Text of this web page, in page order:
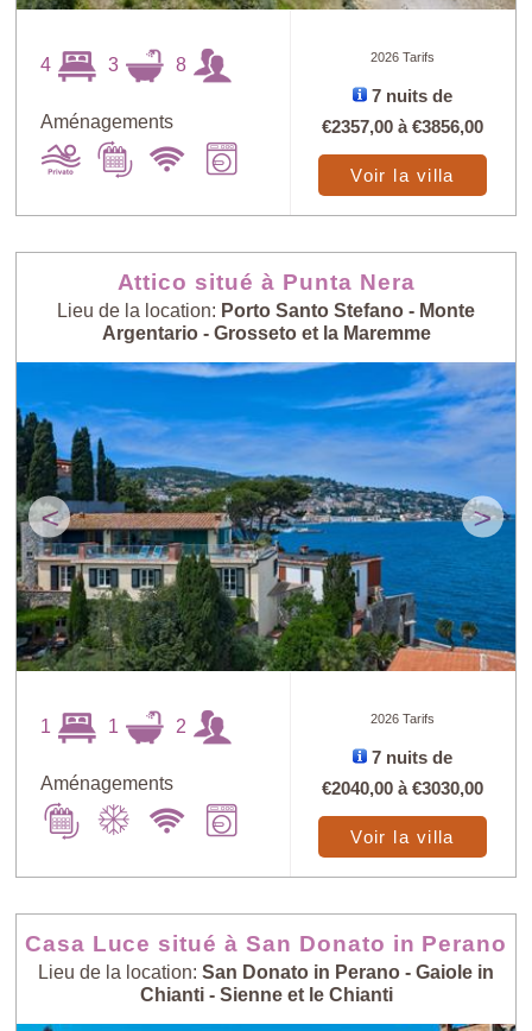
4 3 8
Aménagements
2026 Tarifs
7 nuits de
€2357,00 à€3856,00
Voir la villa
Attico situé à Punta Nera
Lieu de la location: Porto Santo Stefano - Monte
Argentario - Grosseto et la Maremme
< >
1 1 2
Aménagements
2026 Tarifs
7 nuits de
€2040,00 à€3030,00
Voir la villa
Casa Luce situé à San Donato in Perano
Lieu de la location: San Donato in Perano - Gaiole in
Chianti - Sienne et le Chianti